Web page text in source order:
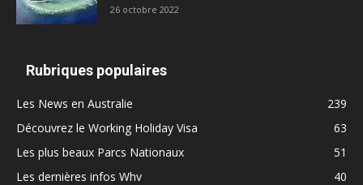
26 octobre 2022
Rubriques populaires
Les News en Australie
239
Découvrez le Working Holiday Visa
63
Les plus beaux Parcs Nationaux
51
Les dernières infos Whv
40